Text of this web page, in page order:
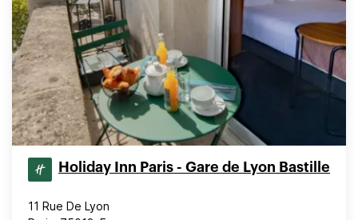
Holiday Inn Paris - Gare de Lyon Bastille
11 Rue De Lyon